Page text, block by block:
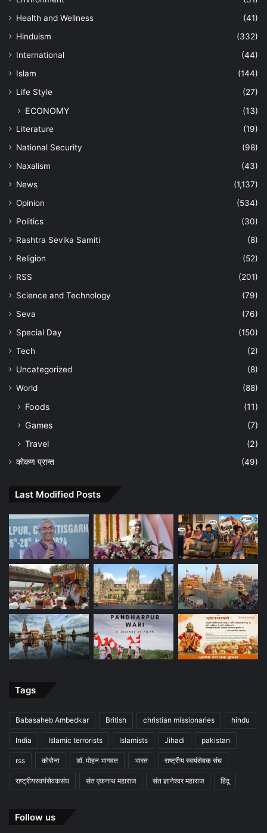
Health and Wellness
(41)
Hinduism
(332)
International
(44)
Islam
(144)
Life Style
(27)
ECONOMY (13)
Literature
(19)
National Security
(98)
Naxalism
(43)
News
(1,137)
Opinion
(534)
Politics
(30)
Rashtra Sevika Samiti
(8)
Religion
(52)
RSS
(201)
Science and Technology
(79)
Seva
(76)
Special Day
(150)
Tech
(2)
Uncategorized
(8)
World
(88)
Foods
(11)
Games
(7)
Travel
(2)
कोकण प्रान्त (49)
Last Modified Posts
Tags
Babasaheb Ambedkar British christian missionaries hindu
India Islamic terrorists Islamists Jihadi pakistan
rss कोरोना डॉ. मोहन भागवत भारत राष्ट्रीय स्वयंसेवक संघ
राष्ट्रीयस्वयंसेवकसंघ संत एकनाथ महाराज संत ज्ञानेश्वर महाराज हिंदू
Follow us